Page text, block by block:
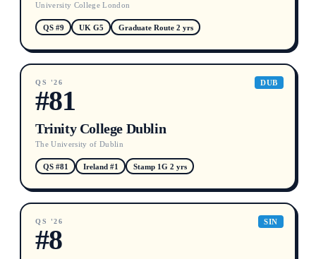
University College London
QS #9 UK G5 Graduate Route 2 yrs
DUB
QS '26
#81
Trinity College Dublin
The University of Dublin
QS #81 Ireland #1 Stamp 1G 2 yrs
SIN
QS '26
#8